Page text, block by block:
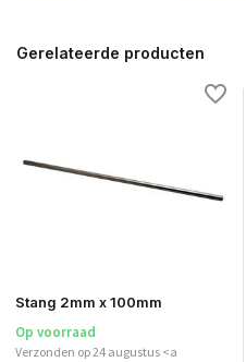
Gerelateerde producten
Stang 2mm x 100mm
Op voorraad
Verzonden op 24 augustus <a